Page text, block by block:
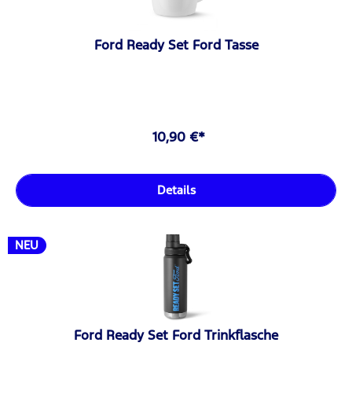
Ford Ready Set Ford Tasse
10,90 €*
Details
NEU
Ford Ready Set Ford Trinkflasche